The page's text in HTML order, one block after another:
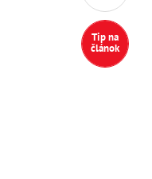
Tip na
článok